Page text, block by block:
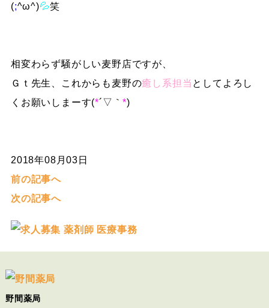
(;^ω^)💦笑
相変わらず騒がしい麦野店ですが、
Ｇｔ先生、これからも麦野の癒し系担当 としてよろし
くお願いしまーす(*´▽｀*)
2018年08月03日
前の記事へ
次の記事へ
野間薬局